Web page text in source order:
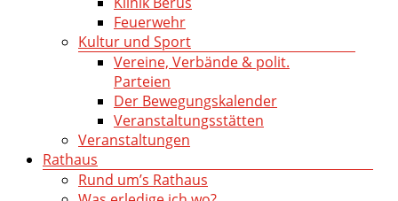
Feuerwehr
Kultur und Sport
Vereine, Verbände & polit.
Parteien
Der Bewegungskalender
Veranstaltungsstätten
Veranstaltungen
Rathaus
Rund um’s Rathaus